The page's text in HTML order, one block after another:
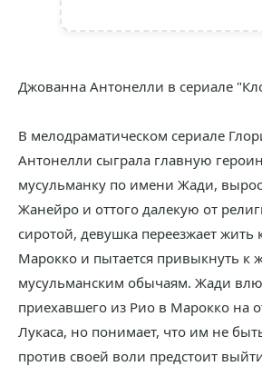
Джованна Антонелли в сериале
В мелодраматическом сериале
Антонелли сыграла главную
мусульманку по имени Жади,
Жанейро и оттого далекую от
сиротой, девушка переезжает жить
Марокко и пытается привыкнуть к
мусульманским обычаям. Жади
приехавшего из Рио в Марокко на
Лукаса, но понимает, что им не
против своей воли предстоит